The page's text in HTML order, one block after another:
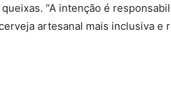
“A intenção é
artesanal mais inclusiva e